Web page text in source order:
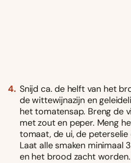
Snijd ca. de helft van het
de wittewijnazijn en
het tomatensap. Breng de
met zout en peper. Meng
tomaat, de ui, de
Laat alle smaken minimaal
en het brood zacht worden.